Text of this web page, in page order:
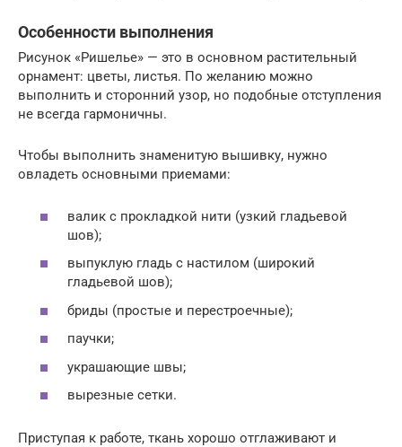
Особенности выполнения
Рисунок «Ришелье» — это в основном растительный
орнамент: цветы, листья. По желанию можно
выполнить и сторонний узор, но подобные отступления
не всегда гармоничны.
Чтобы выполнить знаменитую вышивку, нужно
овладеть основными приемами:
валик с прокладкой нити (узкий гладьевой
шов);
выпуклую гладь с настилом (широкий
гладьевой шов);
бриды (простые и перестроечные);
паучки;
украшающие швы;
вырезные сетки.
Приступая к работе, ткань хорошо отглаживают и